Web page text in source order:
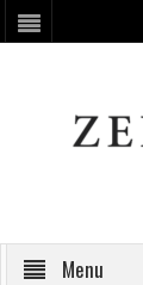
Menu